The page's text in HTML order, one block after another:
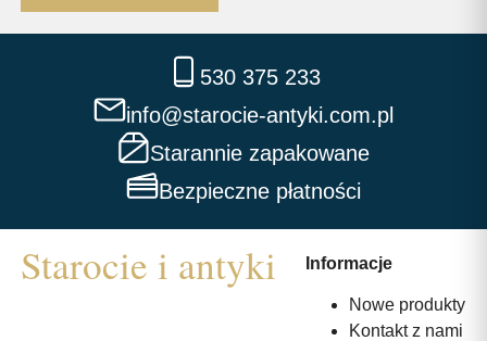
530 375 233
info@starocie-antyki.com.pl
Starannie zapakowane
Bezpieczne płatności
Informacje
Nowe produkty
Kontakt z nami